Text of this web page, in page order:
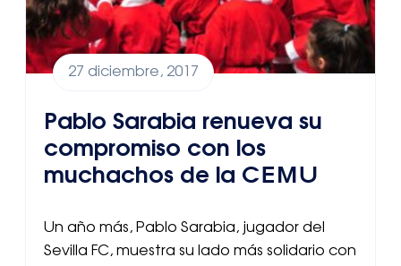
27 diciembre, 2017
Pablo Sarabia renueva su
compromiso con los
muchachos de la CEMU
Un año más, Pablo Sarabia, jugador del
Sevilla FC, muestra su lado más solidario con